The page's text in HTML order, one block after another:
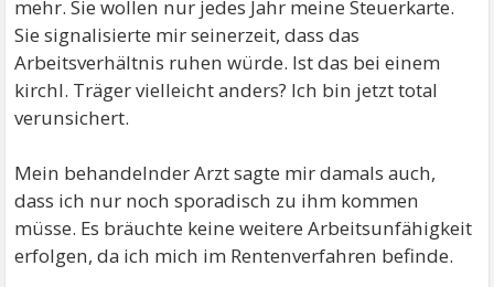
mehr. Sie wollen nur jedes Jahr meine Steuerkarte.
Sie signalisierte mir seinerzeit, dass das
Arbeitsverhältnis ruhen würde. Ist das bei einem
kirchl. Träger vielleicht anders? Ich bin jetzt total
verunsichert.
Mein behandelnder Arzt sagte mir damals auch,
dass ich nur noch sporadisch zu ihm kommen
müsse. Es bräuchte keine weitere Arbeitsunfähigkeit
erfolgen, da ich mich im Rentenverfahren befinde.